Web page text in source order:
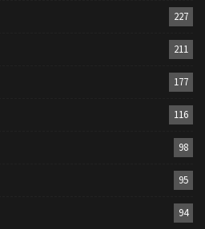
227
211
177
116
98
95
94